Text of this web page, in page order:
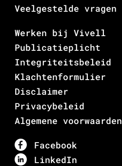
Veelgestelde vragen
Werken bij Vivell
Publicatieplicht
Integriteitsbeleid
Klachtenformulier
Disclaimer
Privacybeleid
Algemene voorwaarden
Facebook
LinkedIn